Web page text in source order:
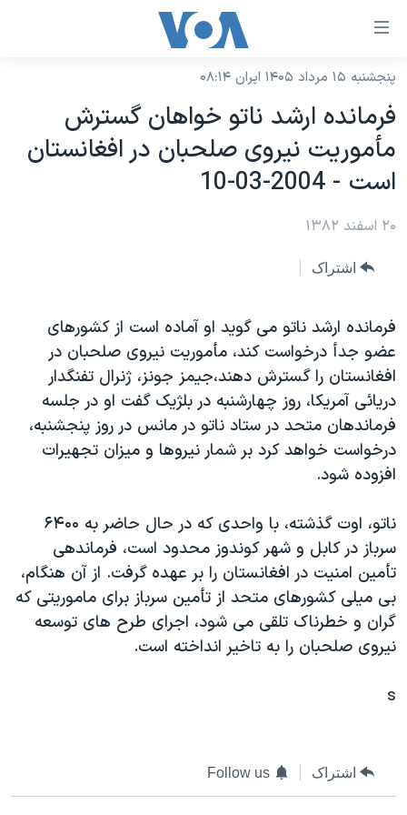
لینکهای
دسترسی
جهش
محتوای
اصلی
به
صفحه
به
جستجو
نسخه سبک وب‌سایت
موضوع ها
آمریکا
جهان
گزیده‌ها
ویژه برنامه‌ها
ویدیوها
فرهنگ و زندگی
حقوق شهروندی
علم و فناوری
اسرائیل در جنگ
گالری عکس
آرشیو پخش زنده
برنامه های تلویزیونی
جدول برنامه ها
صفحه‌های ویژه
عملیات خشم حماسی
۲۵۰سالگی آمریکا
بایگانی برنامه‌های تلویزیونی
مستندها
انتخابات ریاست جمهوری آمریکا ۲۰۲۴
رمز مهسا
ورزش زنان در ایران
اعتراضات زن، زندگی، آزادی
مجموعه مستندهای دادخواهی
تریبونال مردمی آبان ۹۸
اعتراضات مردمی آبان ۹۸
پخش رادیویی
یادگیری زبان انگلیسی
دنبال کنید
زبانهای مختلف
پنجشنبه ۱۵ مرداد ۱۴۰۵ ایران ۰۸:۱۴
فرمانده ارشد ناتو خواهان گسترش
مأموريت نيروی صلحبان در افغانستان
است - 2004-03-10
۲۰ اسفند ۱۳۸۲
اشتراک
فرمانده ارشد ناتو می گويد او آماده است از کشورهای
عضو جدأ درخواست کند، مأموريت نيروی صلحبان در
افغانستان را گسترش دهند،جيمز جونز، ژنرال تفنگدار
دريائی آمريکا، روز چهارشنبه در بلژيک گفت او در جلسه
فرماندهان متحد در ستاد ناتو در مانس در روز پنجشنبه،
درخواست خواهد کرد بر شمار نيروها و ميزان تجهيرات
افزوده شود.
ناتو، اوت گذشته، با واحدی که در حال حاضر به ۶۴۰۰
سرباز در کابل و شهر کوندوز محدود است، فرماندهی
تأمين امنيت در افغانستان را بر عهده گرفت. از آن هنگام،
بی ميلی کشورهای متحد از تأمين سرباز برای ماموريتی که
گران و خطرناک تلقی می شود، اجرای طرح های توسعه
نيروی صلحبان را به تاخير انداخته است.
s
اشتراک Follow us